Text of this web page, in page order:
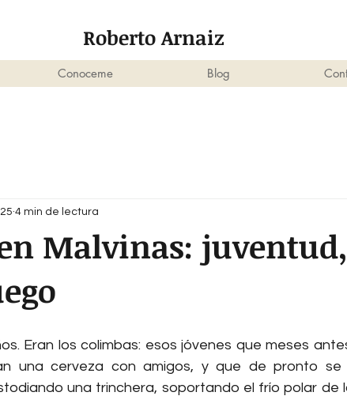
Roberto Arnaiz
Conoceme Blog
Malvinas: juventud,
4 min de lectura
Eran los colimbas: esos jóvenes que meses
una cerveza con amigos, y que de pronto se
una trinchera, soportando el frío polar de